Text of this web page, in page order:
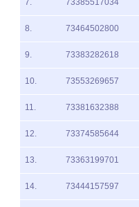
7. 73385517034
8. 73464502800
9. 73383282618
10. 73553269657
11. 73381632388
12. 73374585644
13. 73363199701
14. 73444157597